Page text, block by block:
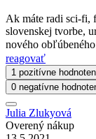
Ak máte radi sci-fi,
slovenskej tvorbe,
nového
reagovať
1 pozitívne
0 negatívne
Julia Zlukyová
Overený nákup